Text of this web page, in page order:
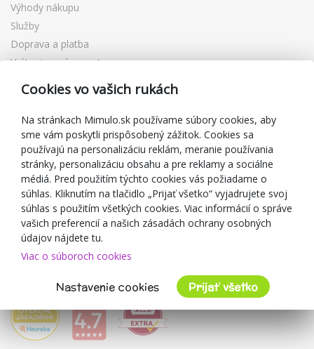
Výhody nákupu
Služby
Doprava a platba
Vrátenie a výmena tovaru
Reklamácia
Zľavové kupóny
Blog
O predajcovi
Mimulo.sk
Obchodné podmienky
Ochrana osobných údajov GDPR
Kontakty
Spolupracujeme
Cookies vo vašich rukách
Na stránkach Mimulo.sk používame súbory cookies, aby
sme vám poskytli prispôsobený zážitok. Cookies sa
používajú na personalizáciu reklám, meranie používania
stránky, personalizáciu obsahu a pre reklamy a sociálne
médiá. Pred použitím týchto cookies vás požiadame o
súhlas. Kliknutím na tlačidlo „Prijať všetko“ vyjadrujete svoj
súhlas s použitím všetkých cookies. Viac informácií o správe
vašich preferencií a našich zásadách ochrany osobných
údajov nájdete tu.
Viac o súboroch cookies
Nastavenie cookies Prijať všetko